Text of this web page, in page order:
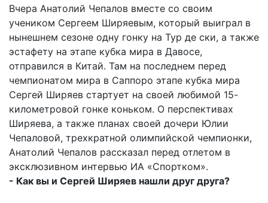
Вчера Анатолий Чепалов вместе со своим
учеником Сергеем Ширяевым, который выиграл в
нынешнем сезоне одну гонку на Тур де ски, а также
эстафету на этапе кубка мира в Давосе,
отправился в Китай. Там на последнем перед
чемпионатом мира в Саппоро этапе кубка мира
Сергей Ширяев стартует на своей любимой 15-
километровой гонке коньком. О перспективах
Ширяева, а также планах своей дочери Юлии
Чепаловой, трехкратной олимпийской чемпионки,
Анатолий Чепалов рассказал перед отлетом в
эксклюзивном интервью ИА «Спортком».
- Как вы и Сергей Ширяев нашли друг друга?